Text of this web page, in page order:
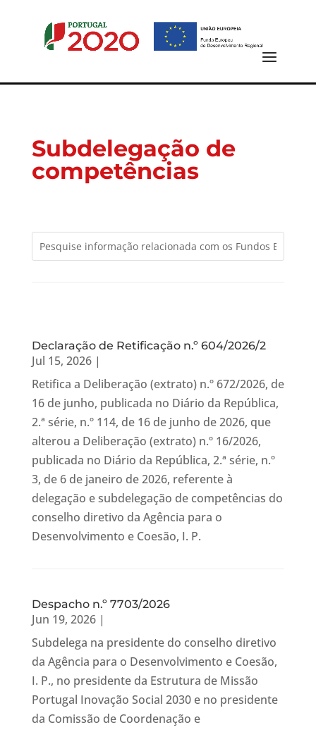
Subdelegação de
competências
Declaração de Retificação n.º 604/2026/2
Jul 15, 2026|
Retifica a Deliberação (extrato) n.º 672/2026, de
16 de junho, publicada no Diário da República,
2.ª série, n.º 114, de 16 de junho de 2026, que
alterou a Deliberação (extrato) n.º 16/2026,
publicada no Diário da República, 2.ª série, n.º
3, de 6 de janeiro de 2026, referente à
delegação e subdelegação de competências do
conselho diretivo da Agência para o
Desenvolvimento e Coesão, I. P.
Despacho n.º 7703/2026
Jun 19, 2026|
Subdelega na presidente do conselho diretivo
da Agência para o Desenvolvimento e Coesão,
I. P., no presidente da Estrutura de Missão
Portugal Inovação Social 2030 e no presidente
da Comissão de Coordenação e